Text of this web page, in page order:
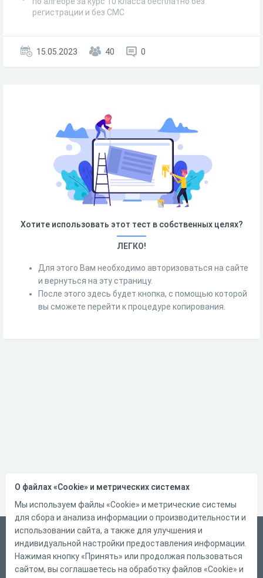
регистрации и без СМС
15.05.2023 40 0
Хотите использовать этот тест в собственных целях?
ЛЕГКО!
Для этого Вам необходимо авторизоваться на сайте
и вернуться на эту страницу.
После этого здесь будет кнопка, с помощью которой
вы сможете перейти к процедуре копирования.
Русский
Справка
Форма обратной связи
О файлах «Cookie» и метрических системах
Мы используем файлы «Cookie» и метрические системы
для сбора и анализа информации о производительности и
использовании сайта, а также для улучшения и
индивидуальной настройки предоставления информации.
Нажимая кнопку «Принять» или продолжая пользоваться
сайтом, вы соглашаетесь на обработку файлов «Cookie» и